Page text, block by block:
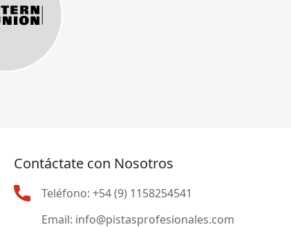
Contáctate con Nosotros
Teléfono: +54 (9) 1158254541
Email: info@pistasprofesionales.com